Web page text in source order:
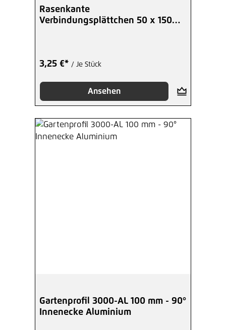
Rasenkante
Verbindungsplättchen 50 x 150
3,25 €* / Je Stück
Ansehen
Gartenprofil 3000-AL 100 mm - 90°
Innenecke Aluminium